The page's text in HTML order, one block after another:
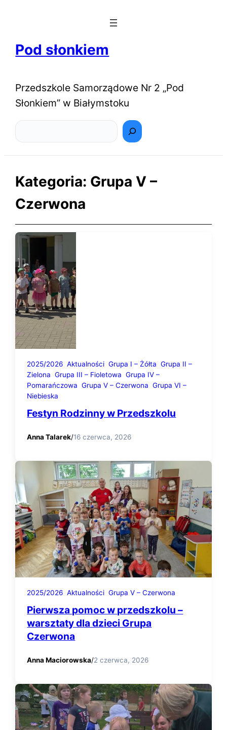
Pod słonkiem
Przedszkole Samorządowe Nr 2 „Pod
Słonkiem” w Białymstoku
Kategoria: Grupa V –
Czerwona
2025/2026 Aktualności Grupa I – Żółta Grupa II –
Zielona Grupa III – Fioletowa Grupa IV –
Pomarańczowa Grupa V – Czerwona Grupa VI –
Niebieska
Festyn Rodzinny w Przedszkolu
Anna Talarek/16 czerwca, 2026
2025/2026 Aktualności Grupa V – Czerwona
Pierwsza pomoc w przedszkolu –
warsztaty dla dzieci Grupa
Czerwona
Anna Maciorowska/2 czerwca, 2026